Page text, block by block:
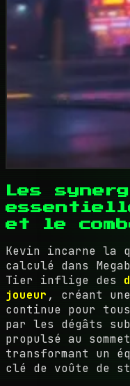
Les
et le
Kevin incarne la
calculé dans
Tier inflige des
joueur , créant
continue pour
par les dégâts
propulsé au
transformant un
clé de voûte de